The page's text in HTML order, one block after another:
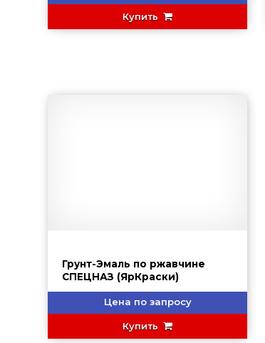
Купить
Грунт-Эмаль по ржавчине
СПЕЦНАЗ (ЯрКраски)
Цена по запросу
Купить